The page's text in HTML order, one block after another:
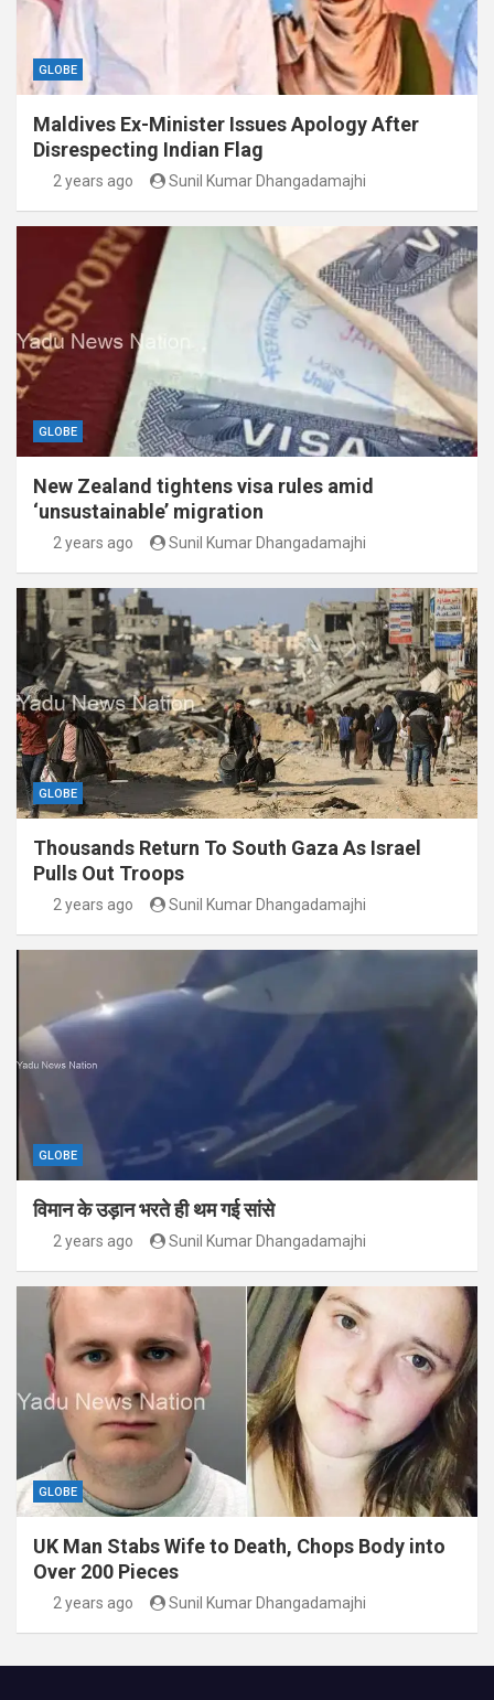
GLOBE
Maldives Ex-Minister Issues Apology After
Disrespecting Indian Flag
2 years ago Sunil Kumar Dhangadamajhi
GLOBE
New Zealand tightens visa rules amid
‘unsustainable’ migration
2 years ago Sunil Kumar Dhangadamajhi
GLOBE
Thousands Return To South Gaza As Israel
Pulls Out Troops
2 years ago Sunil Kumar Dhangadamajhi
GLOBE
विमान के उड़ान भरते ही थम गई सांसे
2 years ago Sunil Kumar Dhangadamajhi
GLOBE
UK Man Stabs Wife to Death, Chops Body into
Over 200 Pieces
2 years ago Sunil Kumar Dhangadamajhi